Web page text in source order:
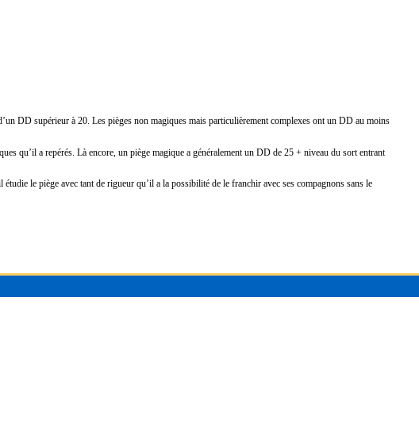
DD supérieur à 20. Les pièges non magiques mais particulièrement complexes ont un DD au moins
qu’il a repérés. Là encore, un piège magique a généralement un DD de 25 + niveau du sort entrant
étudie le piège avec tant de rigueur qu’il a la possibilité de le franchir avec ses compagnons sans le